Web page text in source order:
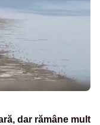
dar rămâne mult